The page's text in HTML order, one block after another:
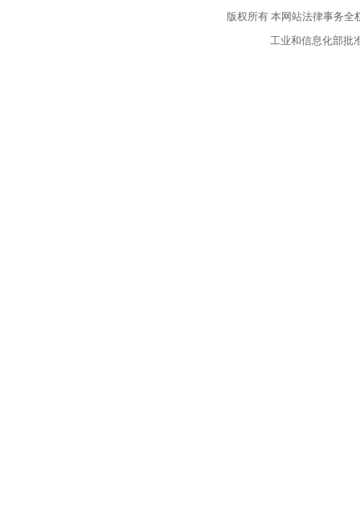
版权所有本网站法律事务全
工业和信息化部批